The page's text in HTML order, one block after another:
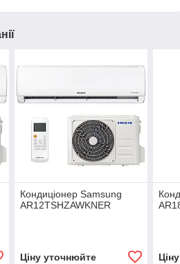
Кондиціонер Samsung
AR12TSHZAWKNER
Ціну уточнюйте